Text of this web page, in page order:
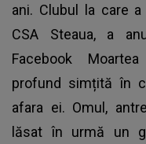
ani. Clubul la care
CSA Steaua, a
Facebook
profund simțită în
afara ei. Omul,
lăsat în urmă un